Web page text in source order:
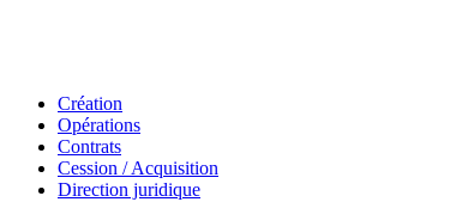
Création
Opérations
Contrats
Cession / Acquisition
Direction juridique